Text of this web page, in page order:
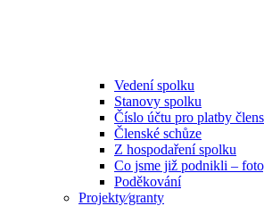
Vedení spolku
Stanovy spolku
Číslo účtu pro platby
Členské schůze
Z hospodaření spolku
Co jsme již podnikli –
Poděkování
Projekty⁄granty